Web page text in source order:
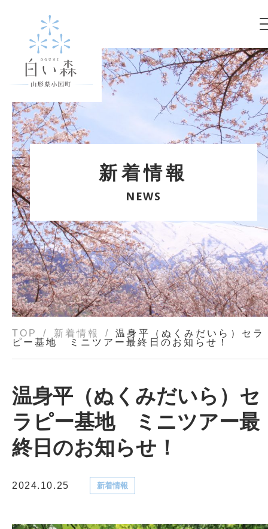
新着情報
NEWS
TOP 新着情報
温身平（ぬくみだいら）セラ
ピー基地 ミニツアー最終日のお知らせ！
温身平（ぬくみだいら）セ
ラピー基地 ミニツアー最
終日のお知らせ！
2024.10.25 新着情報